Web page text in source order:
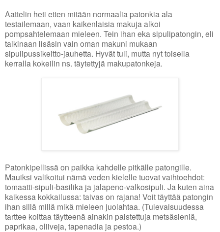
Aattelin heti etten mitään normaalia patonkia ala
testailemaan, vaan kaikenlaisia makuja alkoi
pompsahtelemaan mieleen. Tein ihan eka sipulipatongin, eli
taikinaan lisäsin vain oman makuni mukaan
sipulipussikeitto-jauhetta. Hyvät tuli, mutta nyt toisella
kerralla kokeilin ns. täytettyjä makupatonkeja.
Patonkipellissä on paikka kahdelle pitkälle patongille.
Mauiksi valikoitui nämä veden kielelle tuovat vaihtoehdot:
tomaatti-sipuli-basilika ja jalapeno-valkosipuli. Ja kuten aina
kaikessa kokkailussa: taivas on rajana! Voit täyttää patongin
ihan sillä millä mikä mieleen juolahtaa. (Tulevaisuudessa
tarttee koittaa täytteenä ainakin paistettuja metsäsieniä,
paprikaa, oliiveja, tapenadia ja pestoa.)